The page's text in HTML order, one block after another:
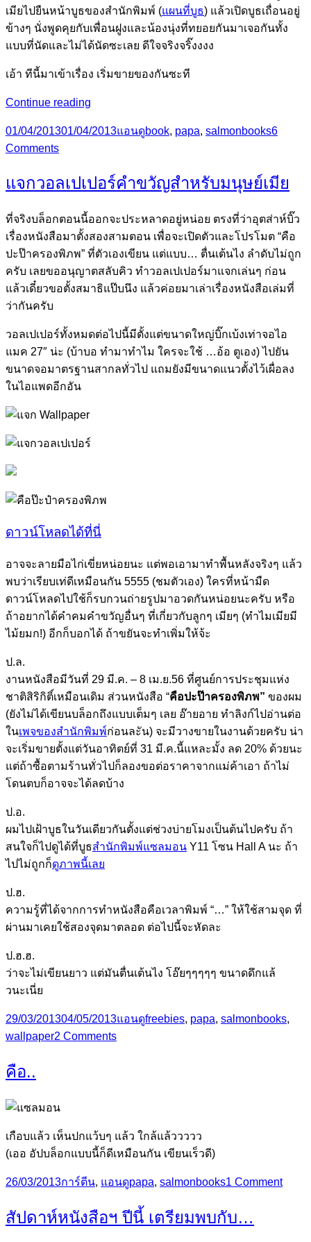
เมียไปยืนหน้าบูธของสำนักพิมพ์ (แผนที่บูธ) แล้วเปิดบูธเถื่อนอยู่
ข้างๆ นั่งพูดคุยกับเพื่อนฝูงและน้องนุ่งที่ทยอยกันมาเจอกันทั้ง
แบบที่นัดและไม่ได้นัดซะเลย ดีใจจริงจริ๊งงงง
เอ้า ทีนี้มาเข้าเรื่อง เริ่มขายของกันซะที
Continue reading
“คือ
ครอง
Posted
on
01/04/201301/04/2013Categories
แอนดูTags
book, papa, salmonbooks6
Commentson
หนังสือ
ปะ
ป๊า
ครอง
พิภพ”
แจกวอลเปเปอร์คำขวัญสำหรับมนุษย์เมีย
ที่จริงบล็อกตอนนี้ออกจะประหลาดอยู่หน่อย ตรงที่ว่าอุตส่าห์บิ๊ว
เรื่องหนังสือมาตั้งสองสามตอน เพื่อจะเปิดตัวและโปรโมต “คือ
ปะป๊าครองพิภพ” ที่ตัวเองเขียน แต่แบบ… ตื่นเต้นไง ลำดับไม่ถูก
ครับ เลยขออนุญาตสลับคิว ทำวอลเปเปอร์มาแจกเล่นๆ ก่อน
แล้วเดี๋ยวขอตั้งสมาธิแป๊บนึง แล้วค่อยมาเล่าเรื่องหนังสือเล่มที่
ว่ากันครับ
วอลเปเปอร์ทั้งหมดต่อไปนี้มีตั้งแต่ขนาดใหญ่บิ๊กเบ้งเท่าจอไอ
แมค 27″ น่ะ (บ้าบอ ทำมาทำไม ใครจะใช้ …อ้อ ตูเอง) ไปยัน
ขนาดจอมาตรฐานสากลทั่วไป แถมยังมีขนาดแนวตั้งไว้เผื่อลง
ในไอแพดอีกอัน
ดาวน์โหลดได้ที่นี่
อาจจะลายมือไก่เขี่ยหน่อยนะ แต่พอเอามาทำพื้นหลังจริงๆ แล้ว
พบว่าเรียบเท่ดีเหมือนกัน 5555 (ชมตัวเอง) ใครที่หน้ามืด
ดาวน์โหลดไปใช้ก็รบกวนถ่ายรูปมาอวดกันหน่อยนะครับ หรือ
ถ้าอยากได้คำคมคำขวัญอื่นๆ ที่เกี่ยวกับลูกๆ เมียๆ (ทำไมเมียมี
ไม้ยมก!) อีกก็บอกได้ ถ้าขยันจะทำเพิ่มให้จ้ะ
ป.ล.
งานหนังสือมีวันที่ 29 มี.ค. – 8 เม.ย.56 ที่ศูนย์การประชุมแห่ง
ชาติสิริกิติ์เหมือนเดิม ส่วนหนังสือ “คือปะป๊าครองพิภพ” ของผม
(ยังไม่ได้เขียนบล็อกถึงแบบเต็มๆ เลย อ๊ายอาย ทำลิงก์ไปอ่านต่อ
ในเพจของสำนักพิมพ์ก่อนละัน) จะมีวางขายในงานด้วยครับ น่า
จะเริ่มขายตั้งแต่วันอาทิตย์ที่ 31 มี.ค.นี้แหละมั้ง ลด 20% ด้วยนะ
แต่ถ้าซื้อตามร้านทั่วไปก็ลองขอต่อราคาจากแม่ค้าเอา ถ้าไม่
โดนตบก็อาจจะได้ลดบ้าง
ป.อ.
ผมไปเฝ้าบูธในวันเดียวกันตั้งแต่ช่วงบ่ายโมงเป็นต้นไปครับ ถ้า
สนใจก็ไปดูได้ที่บูธสำนักพิมพ์แซลมอน Y11 โซน Hall A นะ ถ้า
ไปไม่ถูกก็ดูภาพนี้เลย
ป.ฮ.
ความรู้ที่ได้จากการทำหนังสือคือเวลาพิมพ์ “…” ให้ใช้สามจุด ที่
ผ่านมาเคยใช้สองจุดมาตลอด ต่อไปนี้จะหัดละ
ป.ฮ.ฮ.
ว่าจะไม่เขียนยาว แต่มันตื่นเต้นไง โอ๊ยๆๆๆๆๆ ขนาดดึกแล้
วนะเนี่ย
Posted
on
29/03/201304/05/2013Categories
แอนดูTags
freebies, papa, salmonbooks,
wallpaper2 Commentson
เมีย
คือ..
เกือบแล้ว เห็นปกแว้บๆ แล้ว ใกล้แล้ววววว
(เออ อัปบล็อกแบบนี้ก็ดีเหมือนกัน เขียนเร็วดี)
Posted
26/03/2013Categories
การ์ตีน, แอนดูTags
papa, salmonbooks1 Commenton
สัปดาห์หนังสือฯ ปีนี้ เตรียมพบกับ…